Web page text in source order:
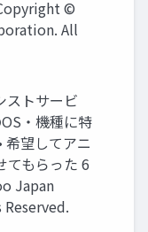
©
All
ストサービ
・機種に特
希望してアニ
てもらった 6
Japan